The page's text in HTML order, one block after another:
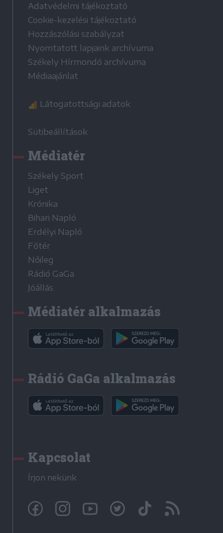
Adatvédelmi tájékoztató
Cookie-kezelési tájékoztató
Hozzászólási szabályzat
Nyomtatott lapjaink archívuma
Székely Hírmondó archívuma
Médiaajánlat
Látogatottsági adatok
Sütibeállítások
Médiatér
Székely Sport
Liget
Krónika
Bihari Napló
Erdélyi Napló
Főtér
Nőileg
Rádió GaGa
Jóállás
Médiatér alkalmazás
Rádió GaGa alkalmazás
Kapcsolat
Írjon nekünk